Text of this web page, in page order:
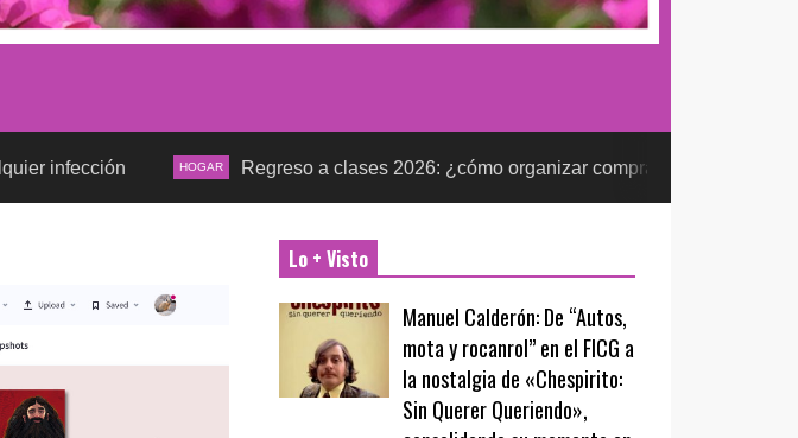
HOGAR Regreso a clases 2026: ¿cómo organizar compras escolares sin presionar el
Lo + Visto
Manuel Calderón: De “Autos,
mota y rocanrol” en el FICG a
la nostalgia de «Chespirito:
Sin Querer Queriendo»,